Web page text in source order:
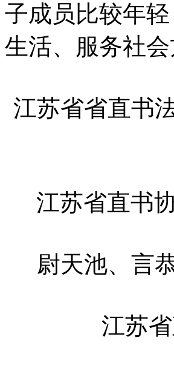
子成员比较年
生活、服务社
江苏省省直书
江苏省直书
尉天池、言
江苏